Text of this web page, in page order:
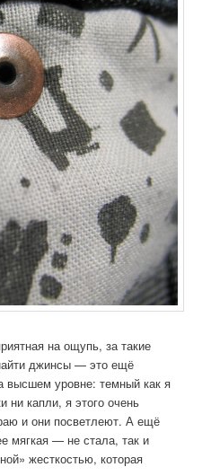
на ощупь, за такие
джинсы — это ещё
высшем уровне: темный как я
ни капли, я этого очень
и они посветлеют. А ещё
мягкая — не стала, так и
жесткостью, которая